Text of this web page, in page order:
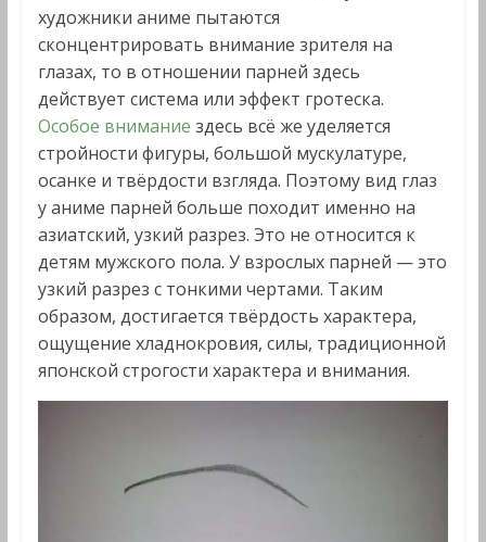
художники аниме пытаются
сконцентрировать внимание зрителя на
глазах, то в отношении парней здесь
действует система или эффект гротеска.
Особое внимание здесь всё же уделяется
стройности фигуры, большой мускулатуре,
осанке и твёрдости взгляда. Поэтому вид глаз
у аниме парней больше походит именно на
азиатский, узкий разрез. Это не относится к
детям мужского пола. У взрослых парней — это
узкий разрез с тонкими чертами. Таким
образом, достигается твёрдость характера,
ощущение хладнокровия, силы, традиционной
японской строгости характера и внимания.